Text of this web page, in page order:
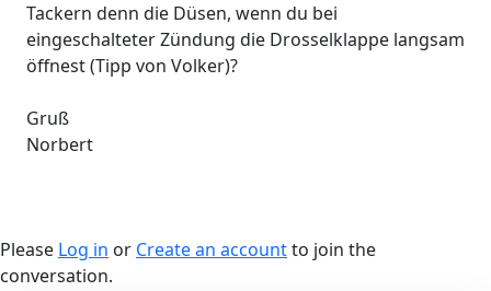
Tackern denn die Düsen, wenn du bei
eingeschalteter Zündung die Drosselklappe langsam
öffnest (Tipp von Volker)?
Gruß
Norbert
Please Log in or Create an accountto join the
conversation.